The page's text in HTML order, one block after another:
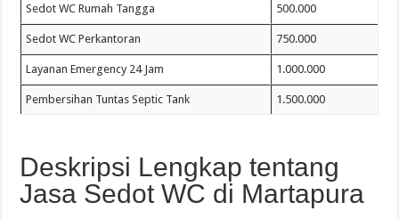
Sedot WC Rumah Tangga 500.000
Sedot WC Perkantoran 750.000
Layanan Emergency 24 Jam 1.000.000
Pembersihan Tuntas Septic Tank 1.500.000
Deskripsi Lengkap tentang
Jasa Sedot WC di Martapura